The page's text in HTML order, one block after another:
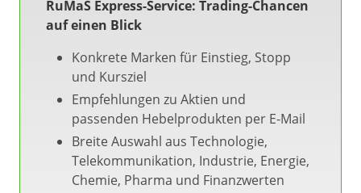
RuMaS Express-Service: Trading-Chancen
auf einen Blick
Konkrete Marken für Einstieg, Stopp
und Kursziel
Empfehlungen zu Aktien und
passenden Hebelprodukten per E-Mail
Breite Auswahl aus Technologie,
Telekommunikation, Industrie, Energie,
Chemie, Pharma und Finanzwerten